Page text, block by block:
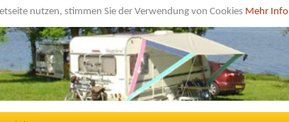
nutzen, stimmen Sie der Verwendung von Cookies Mehr Info